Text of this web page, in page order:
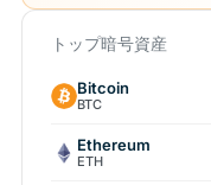
トップ暗号資産
Bitcoin
BTC
Ethereum
ETH